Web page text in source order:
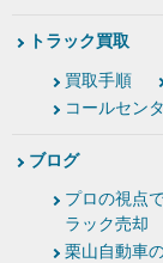
トラック買取
買取手順
コールセン
ブログ
プロの視点
ラック売却
栗山自動車